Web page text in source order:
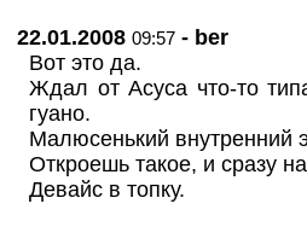
22.01.2008 09:57 - ber
Вот это да.
Ждал от Асуса что-то
гуано.
Малюсенький внутренний
Откроешь такое, и сразу
Девайс в топку.